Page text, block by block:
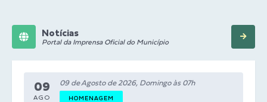
Notícias
Portal da Imprensa Oficial do Município
09
AGO
09 de Agosto de 2026, Domingo às 07h
HOMENAGEM